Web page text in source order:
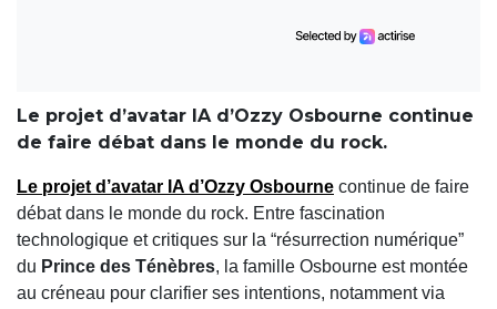
Le projet d’avatar IA d’Ozzy Osbourne continue
de faire débat dans le monde du rock.
Le projet d’avatar IA d’Ozzy Osbourne continue de faire
débat dans le monde du rock. Entre fascination
technologique et critiques sur la “résurrection numérique”
du Prince des Ténèbres, la famille Osbourne est montée
au créneau pour clarifier ses intentions, notamment via